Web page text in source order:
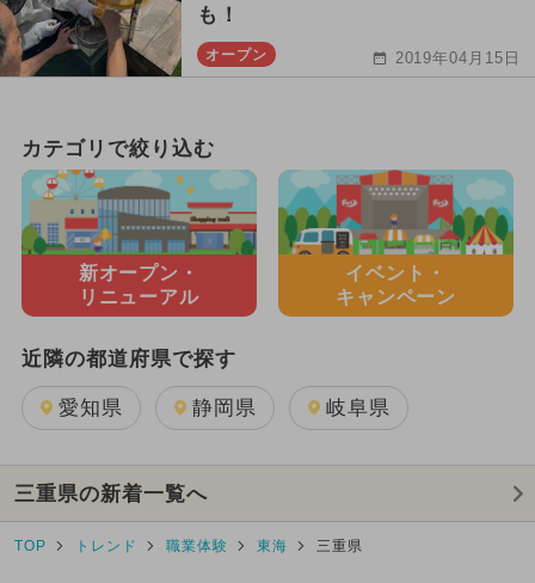
も！
オープン 2019年04月15日
カテゴリで絞り込む
新オープン・
リニューアル
イベント・
キャンペーン
近隣の都道府県で探す
愛知県 静岡県 岐阜県
三重県の新着一覧へ
TOP トレンド 職業体験 東海 三重県